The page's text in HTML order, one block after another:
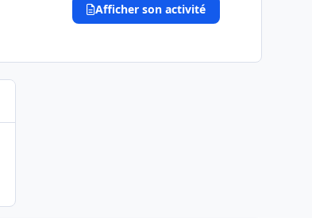
Afficher son activité